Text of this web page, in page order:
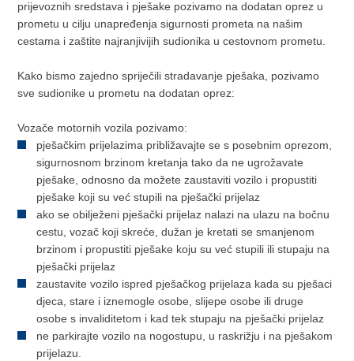
prijevoznih sredstava i pješake pozivamo na dodatan oprez u
prometu u cilju unapređenja sigurnosti prometa na našim
cestama i zaštite najranjivijih sudionika u cestovnom prometu.
Kako bismo zajedno spriječili stradavanje pješaka, pozivamo
sve sudionike u prometu na dodatan oprez:
Vozače motornih vozila pozivamo:
pješačkim prijelazima približavajte se s posebnim oprezom,
sigurnosnom brzinom kretanja tako da ne ugrožavate
pješake, odnosno da možete zaustaviti vozilo i propustiti
pješake koji su već stupili na pješački prijelaz
ako se obilježeni pješački prijelaz nalazi na ulazu na bočnu
cestu, vozač koji skreće, dužan je kretati se smanjenom
brzinom i propustiti pješake koju su već stupili ili stupaju na
pješački prijelaz
zaustavite vozilo ispred pješačkog prijelaza kada su pješaci
djeca, stare i iznemogle osobe, slijepe osobe ili druge
osobe s invaliditetom i kad tek stupaju na pješački prijelaz
ne parkirajte vozilo na nogostupu, u raskrižju i na pješakom
prijelazu.